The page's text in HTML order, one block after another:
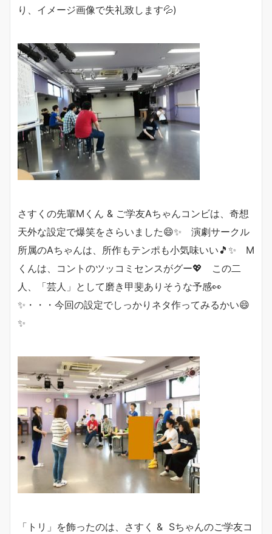
り、イメージ画像で失礼致します💦)
さすくの先輩Mくん & ご学友Aちゃんコンビは、奇想
天外な設定で爆笑をさらいました😄✨ 演劇サークル
所属のAちゃんは、所作もテンポも小気味いい🎵✨ M
くんは、コントのツッコミセンスがグー💖 この二
人、「芸人」として磨き甲斐ありそうな予感👀
✨・・・今回の設定でしっかりネタ作ってみるかい😄
✨
「トリ」を飾ったのは、さすく & Sちゃんのご学友コ